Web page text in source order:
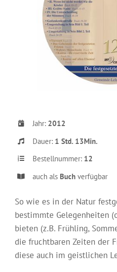
Jahr: 2012
Dauer: 1 Std. 13Min.
Bestellnummer: 12
auch als Buch verfügbar
So wie es in der Natur
bestimmte Gelegenheiten
bieten (z.B. Frühling,
die fruchtbaren Zeiten der
diese auch im geistlichen